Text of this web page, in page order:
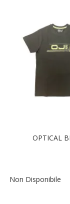
OPTICAL
Non Disponibile